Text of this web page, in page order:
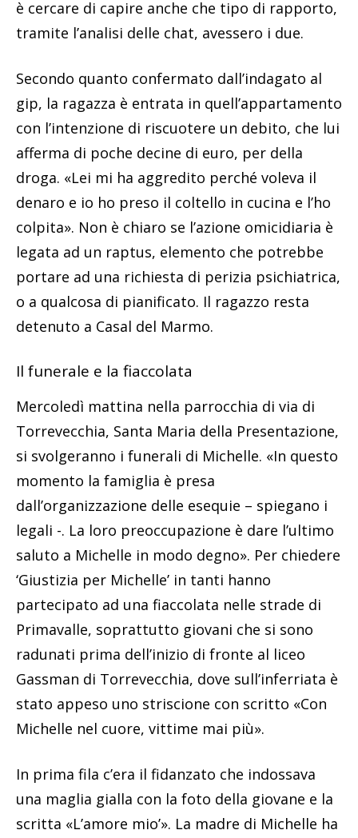
è cercare di capire anche che tipo di rapporto,
tramite l’analisi delle chat, avessero i due.
Secondo quanto confermato dall’indagato al
gip, la ragazza è entrata in quell’appartamento
con l’intenzione di riscuotere un debito, che lui
afferma di poche decine di euro, per della
droga. «Lei mi ha aggredito perché voleva il
denaro e io ho preso il coltello in cucina e l’ho
colpita». Non è chiaro se l’azione omicidiaria è
legata ad un raptus, elemento che potrebbe
portare ad una richiesta di perizia psichiatrica,
o a qualcosa di pianificato. Il ragazzo resta
detenuto a Casal del Marmo.
Il funerale e la fiaccolata
Mercoledì mattina nella parrocchia di via di
Torrevecchia, Santa Maria della Presentazione,
si svolgeranno i funerali di Michelle. «In questo
momento la famiglia è presa
dall’organizzazione delle esequie – spiegano i
legali -. La loro preoccupazione è dare l’ultimo
saluto a Michelle in modo degno». Per chiedere
‘Giustizia per Michelle’ in tanti hanno
partecipato ad una fiaccolata nelle strade di
Primavalle, soprattutto giovani che si sono
radunati prima dell’inizio di fronte al liceo
Gassman di Torrevecchia, dove sull’inferriata è
stato appeso uno striscione con scritto «Con
Michelle nel cuore, vittime mai più».
In prima fila c’era il fidanzato che indossava
una maglia gialla con la foto della giovane e la
scritta «L’amore mio’». La madre di Michelle ha